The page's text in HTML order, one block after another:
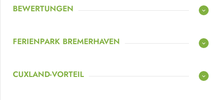
BEWERTUNGEN
FERIENPARK BREMERHAVEN
CUXLAND-VORTEIL